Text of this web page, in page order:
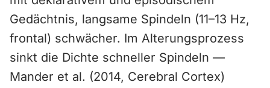
Gedächtnis, langsame Spindeln (11–13 Hz,
frontal) schwächer. Im Alterungsprozess
sinkt die Dichte schneller Spindeln —
Mander et al. (2014, Cerebral Cortex)